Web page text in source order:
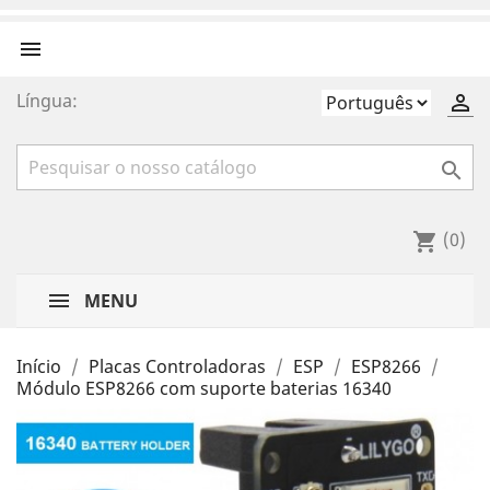


Língua:

shopping_cart (0)
MENU
Início Placas Controladoras ESP
ESP8266
Módulo ESP8266 com suporte baterias 16340